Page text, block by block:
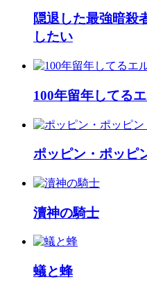
隠退した最強暗殺
したい
100年留年してる
ポッピン・ポッピ
瀆神の騎士
蟻と蜂